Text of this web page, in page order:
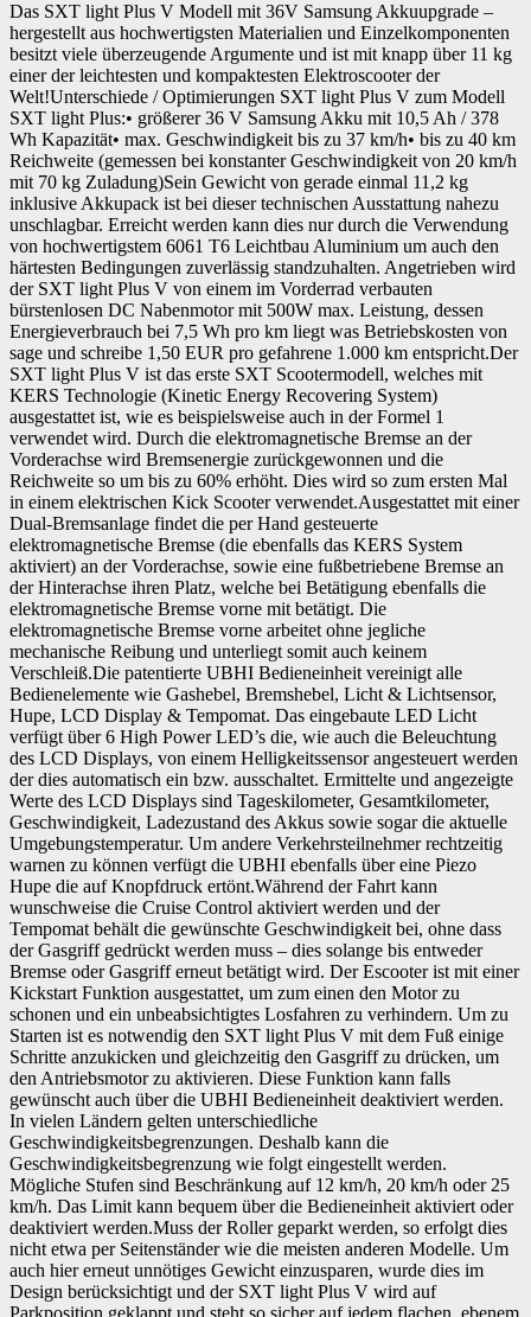
Das SXT light Plus V Modell mit 36V Samsung Akkuupgrade –
hergestellt aus hochwertigsten Materialien und Einzelkomponenten
besitzt viele überzeugende Argumente und ist mit knapp über 11 kg
einer der leichtesten und kompaktesten Elektroscooter der
Welt!Unterschiede / Optimierungen SXT light Plus V zum Modell
SXT light Plus:• größerer 36 V Samsung Akku mit 10,5 Ah / 378
Wh Kapazität• max. Geschwindigkeit bis zu 37 km/h• bis zu 40 km
Reichweite (gemessen bei konstanter Geschwindigkeit von 20 km/h
mit 70 kg Zuladung)Sein Gewicht von gerade einmal 11,2 kg
inklusive Akkupack ist bei dieser technischen Ausstattung nahezu
unschlagbar. Erreicht werden kann dies nur durch die Verwendung
von hochwertigstem 6061 T6 Leichtbau Aluminium um auch den
härtesten Bedingungen zuverlässig standzuhalten. Angetrieben wird
der SXT light Plus V von einem im Vorderrad verbauten
bürstenlosen DC Nabenmotor mit 500W max. Leistung, dessen
Energieverbrauch bei 7,5 Wh pro km liegt was Betriebskosten von
sage und schreibe 1,50 EUR pro gefahrene 1.000 km entspricht.Der
SXT light Plus V ist das erste SXT Scootermodell, welches mit
KERS Technologie (Kinetic Energy Recovering System)
ausgestattet ist, wie es beispielsweise auch in der Formel 1
verwendet wird. Durch die elektromagnetische Bremse an der
Vorderachse wird Bremsenergie zurückgewonnen und die
Reichweite so um bis zu 60% erhöht. Dies wird so zum ersten Mal
in einem elektrischen Kick Scooter verwendet.Ausgestattet mit einer
Dual-Bremsanlage findet die per Hand gesteuerte
elektromagnetische Bremse (die ebenfalls das KERS System
aktiviert) an der Vorderachse, sowie eine fußbetriebene Bremse an
der Hinterachse ihren Platz, welche bei Betätigung ebenfalls die
elektromagnetische Bremse vorne mit betätigt. Die
elektromagnetische Bremse vorne arbeitet ohne jegliche
mechanische Reibung und unterliegt somit auch keinem
Verschleiß.Die patentierte UBHI Bedieneinheit vereinigt alle
Bedienelemente wie Gashebel, Bremshebel, Licht & Lichtsensor,
Hupe, LCD Display & Tempomat. Das eingebaute LED Licht
verfügt über 6 High Power LED’s die, wie auch die Beleuchtung
des LCD Displays, von einem Helligkeitssensor angesteuert werden
der dies automatisch ein bzw. ausschaltet. Ermittelte und angezeigte
Werte des LCD Displays sind Tageskilometer, Gesamtkilometer,
Geschwindigkeit, Ladezustand des Akkus sowie sogar die aktuelle
Umgebungstemperatur. Um andere Verkehrsteilnehmer rechtzeitig
warnen zu können verfügt die UBHI ebenfalls über eine Piezo
Hupe die auf Knopfdruck ertönt.Während der Fahrt kann
wunschweise die Cruise Control aktiviert werden und der
Tempomat behält die gewünschte Geschwindigkeit bei, ohne dass
der Gasgriff gedrückt werden muss – dies solange bis entweder
Bremse oder Gasgriff erneut betätigt wird. Der Escooter ist mit einer
Kickstart Funktion ausgestattet, um zum einen den Motor zu
schonen und ein unbeabsichtigtes Losfahren zu verhindern. Um zu
Starten ist es notwendig den SXT light Plus V mit dem Fuß einige
Schritte anzukicken und gleichzeitig den Gasgriff zu drücken, um
den Antriebsmotor zu aktivieren. Diese Funktion kann falls
gewünscht auch über die UBHI Bedieneinheit deaktiviert werden.
In vielen Ländern gelten unterschiedliche
Geschwindigkeitsbegrenzungen. Deshalb kann die
Geschwindigkeitsbegrenzung wie folgt eingestellt werden.
Mögliche Stufen sind Beschränkung auf 12 km/h, 20 km/h oder 25
km/h. Das Limit kann bequem über die Bedieneinheit aktiviert oder
deaktiviert werden.Muss der Roller geparkt werden, so erfolgt dies
nicht etwa per Seitenständer wie die meisten anderen Modelle. Um
auch hier erneut unnötiges Gewicht einzusparen, wurde dies im
Design berücksichtigt und der SXT light Plus V wird auf
Parkposition geklappt und steht so sicher auf jedem flachen, ebenem